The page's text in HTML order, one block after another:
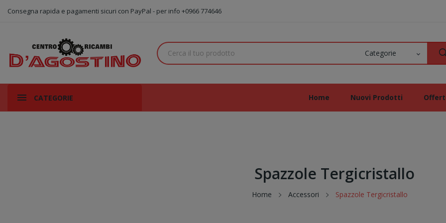
Consegna rapida e pagamenti sicuri con PayPal - per info +0966 774646
CATEGORIE Home Nuovi Prodotti
Spazzole Tergicristallo
Home Accessori Spazzole Tergicristallo